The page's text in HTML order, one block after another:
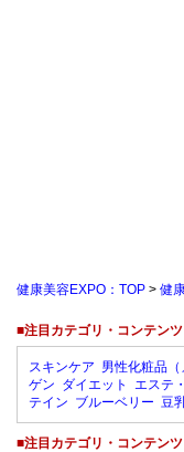
健康美容EXPO：TOP > 健
■注目カテゴリ・コンテンツ
スキンケア 男性化粧品（
ゲン ダイエット エステ
テイン ブルーベリー 豆
■注目カテゴリ・コンテンツ